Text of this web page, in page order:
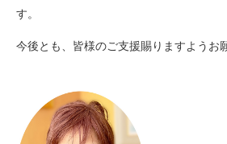
す。
今後とも、皆様のご支援賜りますようお